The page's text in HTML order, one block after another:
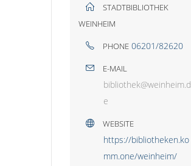
STADTBIBLIOTHEK
WEINHEIM
PHONE 06201/82620
E-MAIL
bibliothek@weinheim.d
e
WEBSITE
https://bibliotheken.ko
mm.one/weinheim/